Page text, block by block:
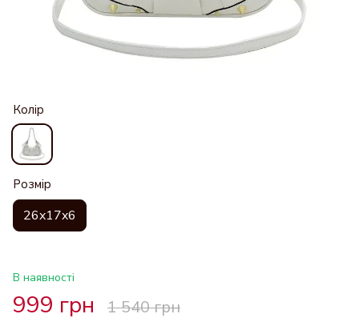
Колір
Розмір
26x17x6
В наявності
999 грн 1 540 грн